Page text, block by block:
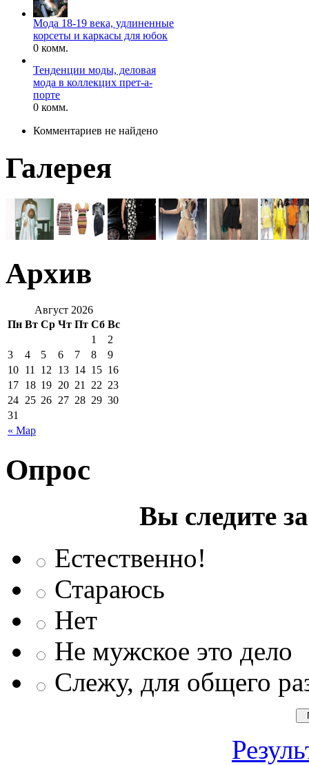
Мода 18-19 века, удлиненные
корсеты и каркасы для юбок
0 комм.
Тенденции моды, деловая
мода в коллекцих прет-а-
порте
0 комм.
Комментариев не найдено
Галерея
Архив
Август 2026
Пн Вт Ср Чт Пт Сб Вс
« Мар
1
2
3
4 5 6 7 8
9
10 11 12 13 14 15 16
17 18 19 20 21 22 23
24 25 26 27 28 29 30
31
Опрос
Вы следите
Естественно!
Стараюсь
Нет
Не мужское это дело
Слежу, для общего